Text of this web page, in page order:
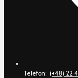
Telefon: (+48) 22